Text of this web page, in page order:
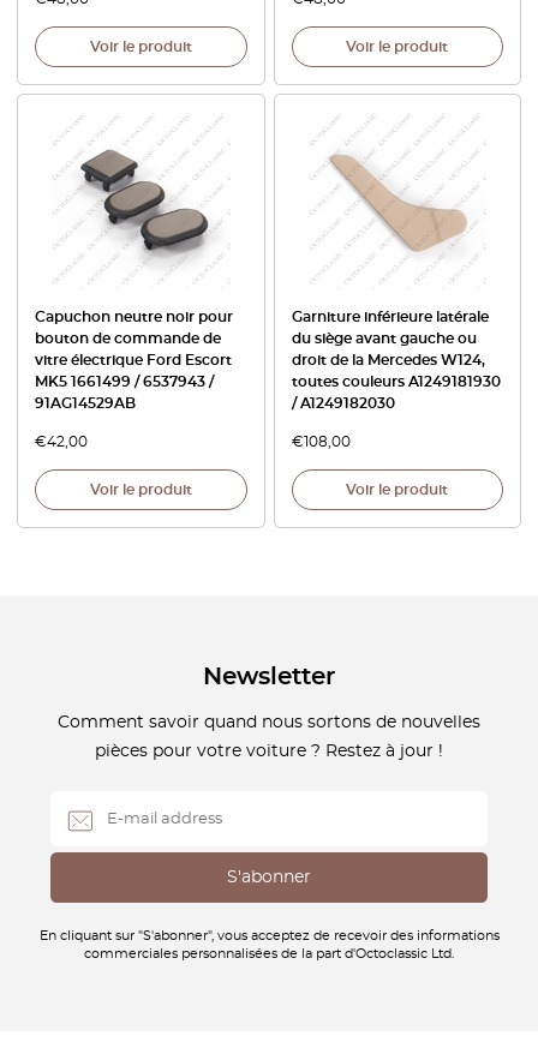
Voir le produit Voir le produit
Capuchon neutre noir pour
bouton de commande de
vitre électrique Ford Escort
MK5 1661499 / 6537943 /
91AG14529AB
€42,00
Voir le produit
Garniture inférieure latérale
du siège avant gauche ou
droit de la Mercedes W124,
toutes couleurs A1249181930
/ A1249182030
€ 108,00
Voir le produit
Newsletter
Comment savoir quand nous sortons de nouvelles
pièces pour votre voiture ? Restez à jour !
En cliquant sur "S'abonner", vous acceptez de recevoir des informations
commerciales personnalisées de la part d'Octoclassic Ltd.